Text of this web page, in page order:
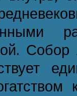
Собор